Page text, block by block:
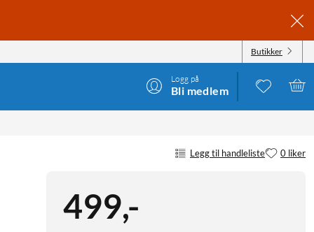
Butikker
Logg på
Bli medlem
Legg til handleliste 0 liker
499,-